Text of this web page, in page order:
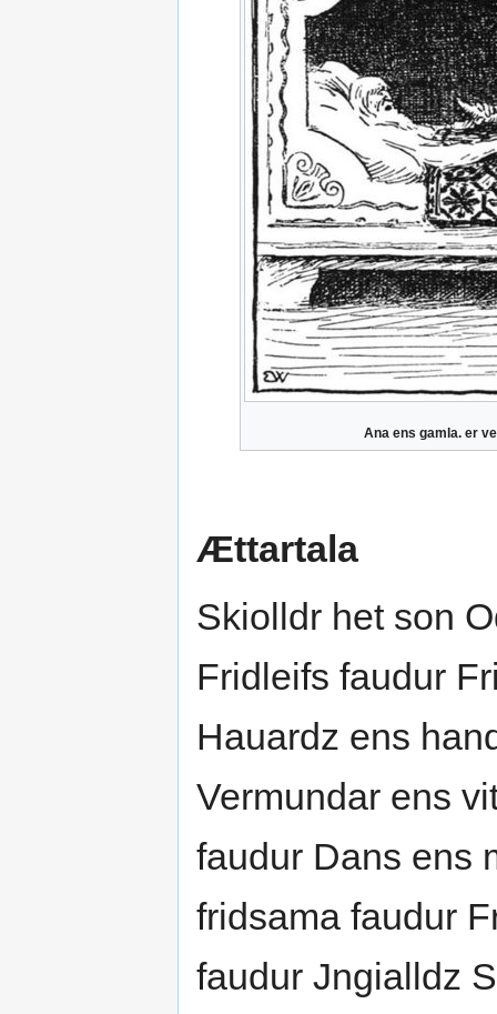
Ana ens gamla. er
Ættartala
Skiolldr het son
Fridleifs faudur
Hauardz ens
Vermundar ens
faudur Dans ens
fridsama faudur
faudur Jngialldz